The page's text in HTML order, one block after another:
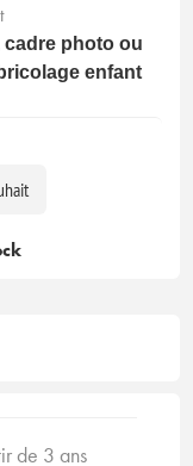
photo ou
bricolage enfant
de 3 ans